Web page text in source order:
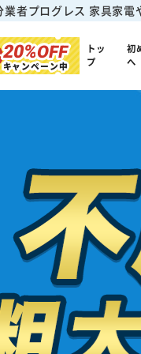
者プログレス 家具家電
20%OFF
キャンペーン中
トッ
プ
初
へ